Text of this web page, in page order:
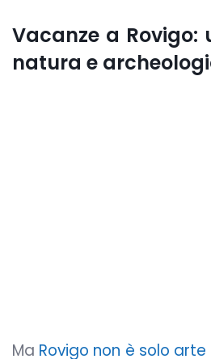
Vacanze a Rovigo:
natura e
Ma Rovigo non è solo